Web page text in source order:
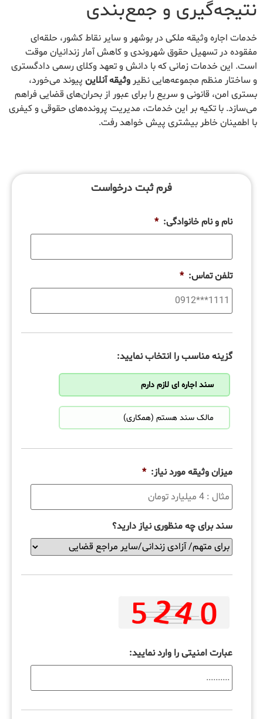
نتیجه‌گیری و جمع‌بندی
خدمات اجاره وثیقه ملکی در بوشهر و سایر نقاط کشور، حلقه‌ای
مفقوده در تسهیل حقوق شهروندی و کاهش آمار زندانیان موقت
است. این خدمات زمانی که با دانش و تعهد وکلای رسمی دادگستری
و ساختار منظم مجموعه‌هایی نظیروثیقه آنلاین پیوند می‌خورد،
بستری امن، قانونی و سریع را برای عبور از بحران‌های قضایی فراهم
می‌سازد. با تکیه بر این خدمات، مدیریت پرونده‌های حقوقی و کیفری
با اطمینان خاطر بیشتری پیش خواهد رفت.
فرم ثبت درخواست
نام و نام خانوادگی: *
تلفن تماس: *
گزینه مناسب را انتخاب نمایید:
سند اجاره ای لازم دارم
مالک سند هستم (همکاری)
میزان وثیقه مورد نیاز: *
سند برای چه منظوری نیاز دارید؟
عبارت امنیتی را وارد نمایید: